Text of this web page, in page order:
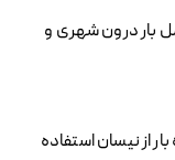
بار درون شهری و
از نیسان استفاده